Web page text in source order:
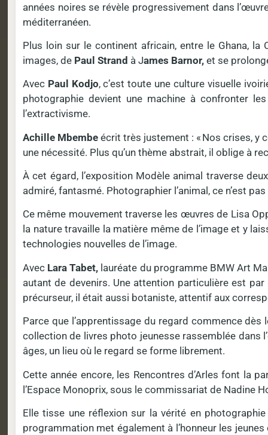
années noires se révèle progressivement dans
méditerranéen.
Plus loin sur le continent africain, entre le Ghana, la
images, de Paul Strand à James Barnor, et se
Avec Paul Kodjo, c’est toute une culture visuelle
photographie devient une machine à confronter
l’extractivisme.
Achille Mbembe écrit très justement : « Nos crises, y
une nécessité. Plus qu’un thème abstrait, il oblige à
À cet égard, l’exposition Modèle animal traverse
admiré, fantasmé. Photographier l’animal, ce n’est
Ce même mouvement traverse les œuvres de Lisa
la nature travaille la matière même de l’image et y
technologies nouvelles de l’image.
Avec Lara Tabet, lauréate du programme BMW Art
autant de devenirs. Une attention particulière est
précurseur, il était aussi botaniste, attentif aux
Parce que l’apprentissage du regard commence
collection de livres photo jeunesse rassemblée dans
âges, un lieu où le regard se forme librement.
Cette année encore, les Rencontres d’Arles font la
l’Espace Monoprix, sous le commissariat de Nadine
Elle tisse une réflexion sur la vérité en
programmation met également à l’honneur les